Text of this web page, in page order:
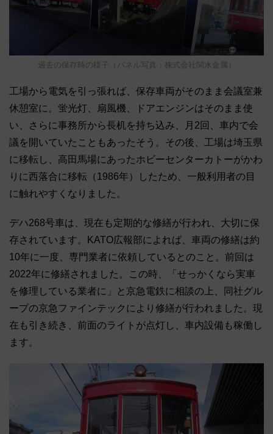
過去の保存時の様子（パネル写真：株式会社関水金属）
工場から電気を引っ張れば、保存車両がそのまま会議室兼
休憩室に。蛍光灯、扇風機、ドアエンジンはそのまま使
い、さらに事務所から長机を持ち込み、月2回、車内で会
議を開いていたこともあったそう。その後、工場は埼玉県
に移転し、高田馬場にあったホビーセンターカトーがかわ
りに西落合に移転（1986年）したため、一般利用者の目
に触れやすくなりました。
デハ268号車は、現在も定期的な修繕が行われ、大切に保
存されています。KATO広報部によれば、車両の修繕は約
10年に一度、専門業者に依頼しているとのこと。前回は
2022年に修繕されました。この時、「せっかくなら実車
を修理している業者に」と京急電鉄に相談の上、同社グル
ープの京急ファインテックにより修繕が行われました。現
在も引き続き、前面のライトが点灯し、車内設備も稼働し
ます。